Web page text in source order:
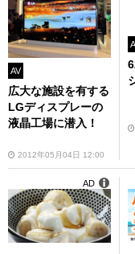
AV
広大な施設を有する
LGディスプレーの
液晶工場に潜入！
2012年05月04日 12:00
AD